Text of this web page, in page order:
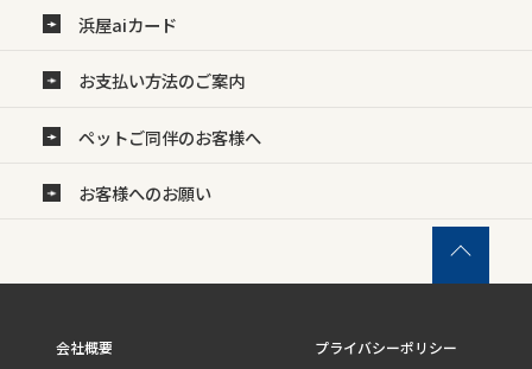
浜屋aiカード
お支払い方法のご案内
ペットご同伴のお客様へ
お客様へのお願い
会社概要 プライバシーポリシー